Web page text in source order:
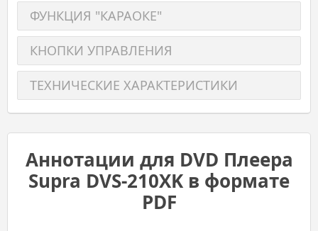
ФУНКЦИЯ "КАРАОКЕ"
КНОПКИ УПРАВЛЕНИЯ
ТЕХНИЧЕСКИЕ ХАРАКТЕРИСТИКИ
Аннотации для DVD Плеера
Supra DVS-210XK в формате
PDF